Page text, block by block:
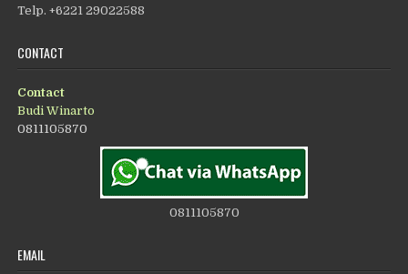
Telp. +6221 29022588
CONTACT
Contact
Budi Winarto
0811105870
0811105870
EMAIL